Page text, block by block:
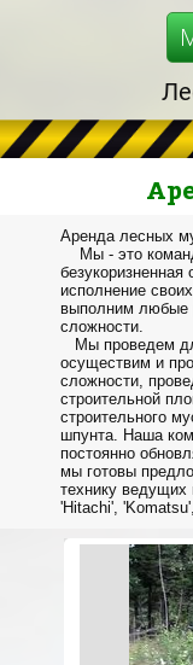
Аренда лесных
Мы - это
безукоризненная
исполнение
выполним любые
сложности.
Мы проведем
осуществим и
сложности,
строительной
строительного
шпунта. Наша
постоянно
мы готовы
технику ведущих
'Hitachi',